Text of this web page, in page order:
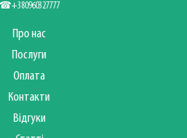
☎+380960327777
Про нас
Послуги
Оплата
Контакти
Відгуки